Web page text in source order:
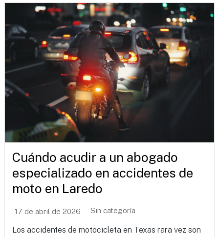
Cuándo acudir a un abogado
especializado en accidentes de
moto en Laredo
17 de abril de 2026 Sin categoría
Los accidentes de motocicleta en Texas rara vez son